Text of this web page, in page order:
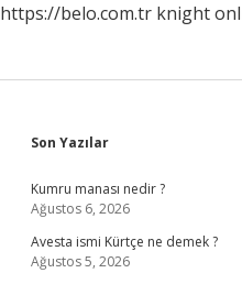
https://belo.com.tr knight
Sidebar
Son Yazılar
Kumru manası nedir ?
Ağustos 6, 2026
Avesta ismi Kürtçe ne demek ?
Ağustos 5, 2026